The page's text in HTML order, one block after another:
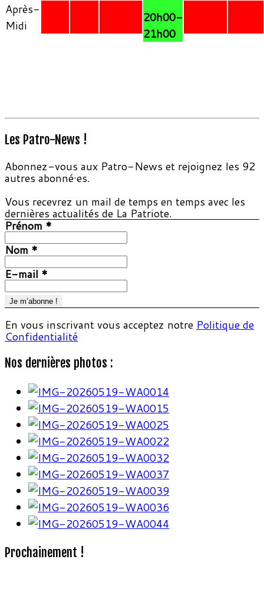
Après-
Midi
20h00-
21h00
Les Patro-News !
Abonnez-vous aux Patro-News et rejoignez les 92
autres abonné·es.
Vous recevrez un mail de temps en temps avec les
dernières actualités de La Patriote.
Prénom *
Nom *
E-mail *
En vous inscrivant vous acceptez notre Politique de
Confidentialité
Nos dernières photos :
Prochainement !